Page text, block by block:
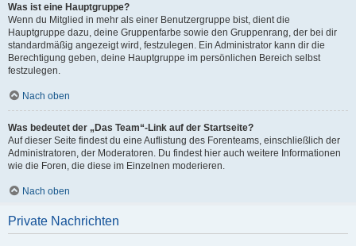
Was ist eine Hauptgruppe?
Wenn du Mitglied in mehr als einer Benutzergruppe bist, dient die
Hauptgruppe dazu, deine Gruppenfarbe sowie den Gruppenrang, der bei dir
standardmäßig angezeigt wird, festzulegen. Ein Administrator kann dir die
Berechtigung geben, deine Hauptgruppe im persönlichen Bereich selbst
festzulegen.
Nach oben
Was bedeutet der „Das Team“-Link auf der Startseite?
Auf dieser Seite findest du eine Auflistung des Forenteams, einschließlich der
Administratoren, der Moderatoren. Du findest hier auch weitere Informationen
wie die Foren, die diese im Einzelnen moderieren.
Nach oben
Private Nachrichten